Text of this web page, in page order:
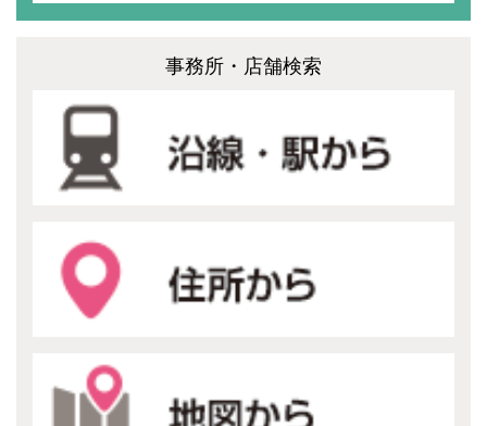
事務所・店舗検索